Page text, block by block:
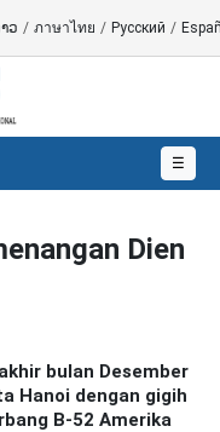
ວ / ภาษาไทย / Русский /
☰
Dien
bulan Desember
Hanoi dengan gigih
B-52 Amerika